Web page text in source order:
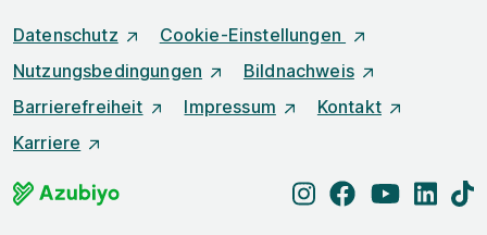
Datenschutz
Cookie-Einstellungen
Nutzungsbedingungen
Bildnachweis
Barrierefreiheit
Impressum
Kontakt
Karriere
instagram
facebookyoutube